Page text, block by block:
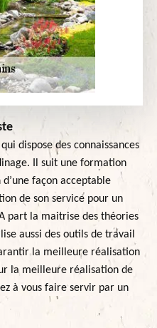
dispose des connaissances
Il suit une formation
façon acceptable
de son service pour un
part la maitrise des théories
aussi des outils de travail
la meilleure réalisation
la meilleure réalisation de
à vous faire servir par un